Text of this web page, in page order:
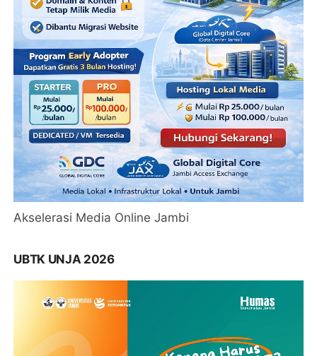
Akselerasi Media Online Jambi
UBTK UNJA 2026